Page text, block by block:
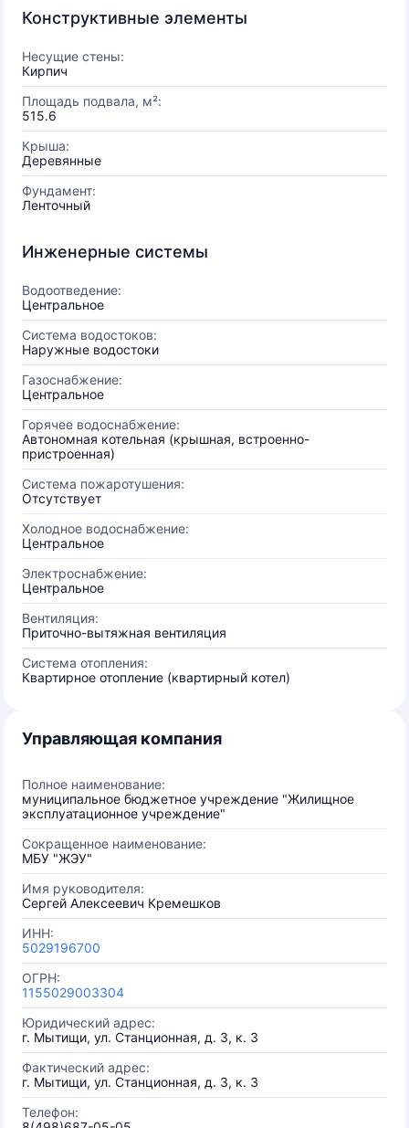
Конструктивные элементы
Несущие стены:
Кирпич
Площадь подвала, м²:
515.6
Крыша:
Деревянные
Фундамент:
Ленточный
Инженерные системы
Водоотведение:
Центральное
Система водостоков:
Наружные водостоки
Газоснабжение:
Центральное
Горячее водоснабжение:
Автономная котельная (крышная, встроенно-
пристроенная)
Система пожаротушения:
Отсутствует
Холодное водоснабжение:
Центральное
Электроснабжение:
Центральное
Вентиляция:
Приточно-вытяжная вентиляция
Система отопления:
Квартирное отопление (квартирный котел)
Управляющая компания
Полное наименование:
муниципальное бюджетное учреждение "Жилищное
эксплуатационное учреждение"
Сокращенное наименование:
МБУ "ЖЭУ"
Имя руководителя:
Сергей Алексеевич Кремешков
ИНН:
5029196700
ОГРН:
1155029003304
Юридический адрес:
г. Мытищи, ул. Станционная, д. 3, к. 3
Фактический адрес:
г. Мытищи, ул. Станционная, д. 3, к. 3
Телефон: